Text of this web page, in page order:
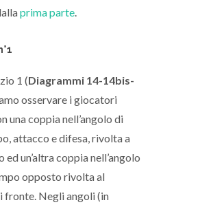
prima parte
1 (Diagrammi 14-14bis-
osservare i giocatori
una coppia nell’angolo di
attacco e difesa, rivolta a
ed un’altra coppia nell’angolo
opposto rivolta al
fronte. Negli angoli (in